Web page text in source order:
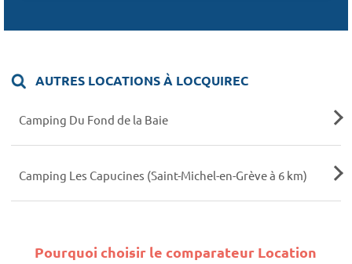
AUTRES LOCATIONS À LOCQUIREC
Camping Du Fond de la Baie
Camping Les Capucines (Saint-Michel-en-Grève à 6 km)
Pourquoi choisir le comparateur Location